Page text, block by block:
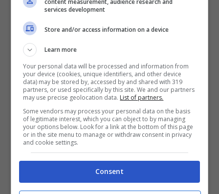
Federica Panicucci nel salotto di Verissimo – Notizie.top –
Un amore solido
content measurement, audience research and
services development
Store and/or access information on a device
Learn more
Your personal data will be processed and information from
your device (cookies, unique identifiers, and other device
data) may be stored by, accessed by and shared with 319
partners, or used specifically by this site. We and our partners
may use precise geolocation data. List of partners.
Some vendors may process your personal data on the basis
of legitimate interest, which you can object to by managing
your options below. Look for a link at the bottom of this page
or in the site menu to manage or withdraw consent in privacy
and cookie settings.
Consent